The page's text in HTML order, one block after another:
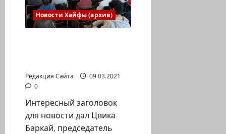
Новости Хайфы (архив)
Редакция Сайта
09.03.2021
0
Интересный заголовок
для новости дал Цвика
Баркай, председатель